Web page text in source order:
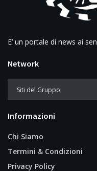
E’ un portale di news ai
Network
Informazioni
Chi Siamo
Termini & Condizioni
Privacy Policy